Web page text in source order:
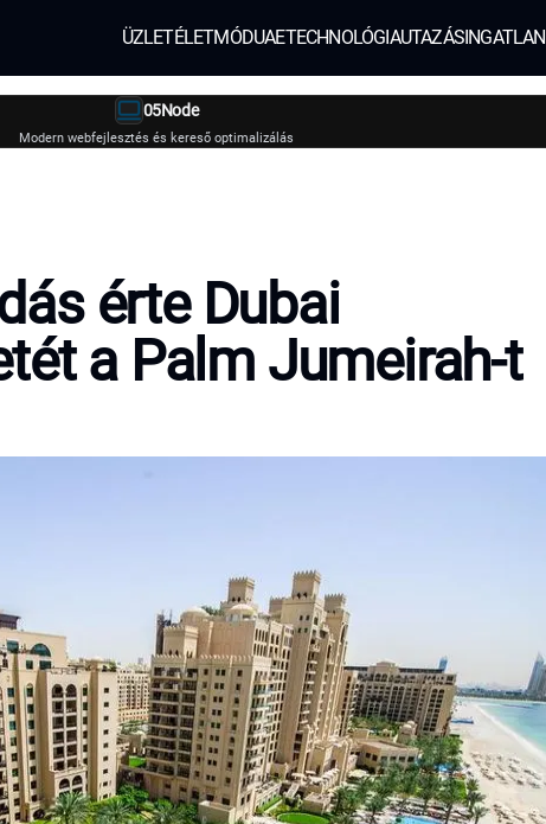
ÜZLETÉLETMÓDUAETECHNOLÓGIAUTAZÁSINGATLAN
05Node
Modern webfejlesztés és kereső optimalizálás
érte Dubai
a Palm Jumeirah-t